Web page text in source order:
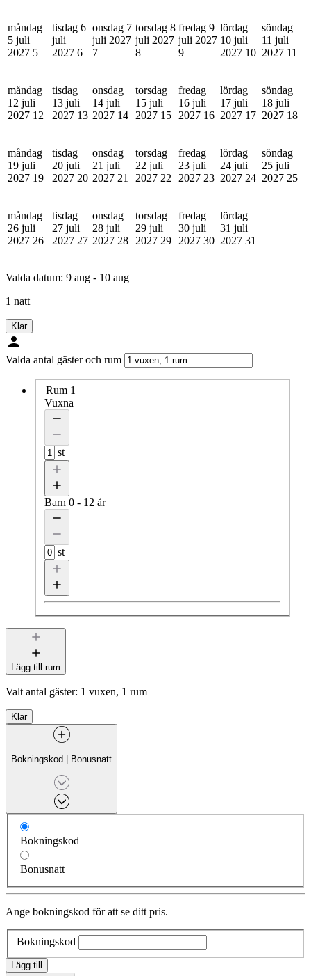
måndag
5 juli
2027 5
tisdag 6
juli
2027 6
onsdag 7
juli 2027
7
torsdag 8
juli 2027
8
fredag 9
juli 2027
9
lördag
10 juli
2027 10
söndag
11 juli
2027 11
måndag
12 juli
2027 12
tisdag
13 juli
2027 13
onsdag
14 juli
2027 14
torsdag
15 juli
2027 15
fredag
16 juli
2027 16
lördag
17 juli
2027 17
söndag
18 juli
2027 18
måndag
19 juli
2027 19
tisdag
20 juli
2027 20
onsdag
21 juli
2027 21
torsdag
22 juli
2027 22
fredag
23 juli
2027 23
lördag
24 juli
2027 24
söndag
25 juli
2027 25
måndag
26 juli
2027 26
tisdag
27 juli
2027 27
onsdag
28 juli
2027 28
torsdag
29 juli
2027 29
fredag
30 juli
2027 30
lördag
31 juli
2027 31
Valda datum: 9 aug - 10 aug
1 natt
Klar
Valda antal gäster och rum
Rum 1
Vuxna
st
Barn 0 - 12 år
st
Lägg till rum
Valt antal gäster: 1 vuxen, 1 rum
Klar
Bokningskod Bonusnatt
Bokningskod
Bonusnatt
Ange bokningskod för att se ditt pris.
Bokningskod
Lägg till